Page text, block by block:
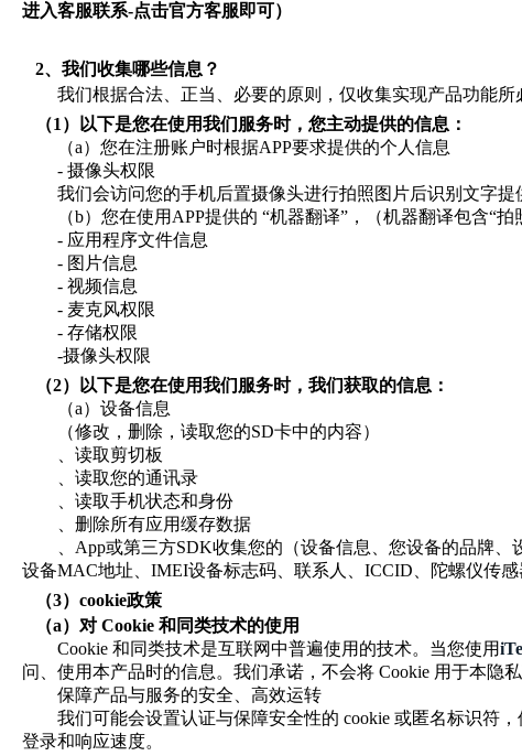
进入客服联系-点击官方客服即可）
2、 我们收集哪些信息？
我们根据合法、正当、必要的原则，仅收集实现产品功能所
（1）
以下是您在使用我们服务时，您主动提供的信息：
（a） 您在注册账户时根据APP要求提供的个人信息
- 摄像头权限
我们会访问您的手机后置摄像头进行拍照图片后识别文字提
（b） 您在使用 APP提供的 “机器翻译” ，（机器翻译包含“拍
- 应用程序文件信息
- 图片信息
- 视频信息
- 麦克风权限
- 存储权限
-摄像头权限
（2）
以下是您在使用我们服务时，我们获取的信息：
（a）设备信息
（修改，删除，读取您的SD卡中的内容）
、读取剪切板
、读取您的通讯录
、读取手机状态和身份
、删除所有应用缓存数据
App或第三方SDK收集您的（设备信息、您设备的品牌、
设备MAC地址、 IMEI设备标志码、联系人、 ICCID 、陀螺仪传
（3） cookie政策
（a） 对 Cookie 和同类技术的使用
Cookie 和同类技术是互联网中普遍使用的技术。当您使用
问、使用本产品时的信息。我们承诺，不会将 Cookie 用于本隐
保障产品与服务的安全、高效运转
我们可能会设置认证与保障安全性的 cookie 或匿名标识符
登录和响应速度。